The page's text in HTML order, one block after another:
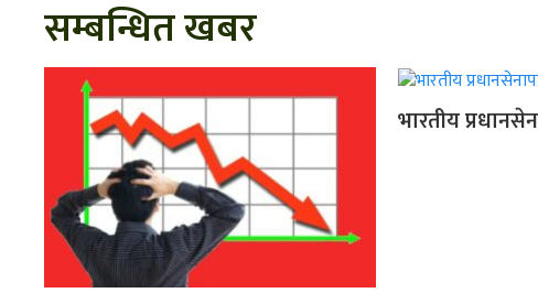
सम्बन्धित खबर
भारतीय